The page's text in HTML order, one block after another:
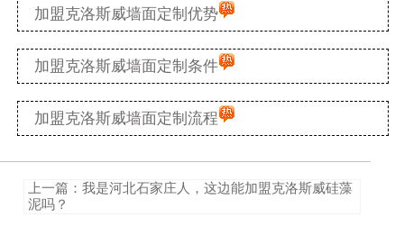
加盟克洛斯威墙面定制优势
加盟克洛斯威墙面定制条件
加盟克洛斯威墙面定制流程
上一篇：我是河北石家庄人，这边能加盟克洛斯威硅藻
泥吗？